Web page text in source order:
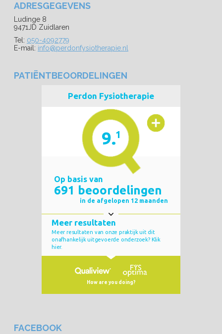
ADRESGEGEVENS
Ludinge 8
9471JD Zuidlaren
Tel: 050-4092779
E-mail: info@perdonfysiotherapie.nl
PATIËNTBEOORDELINGEN
FACEBOOK